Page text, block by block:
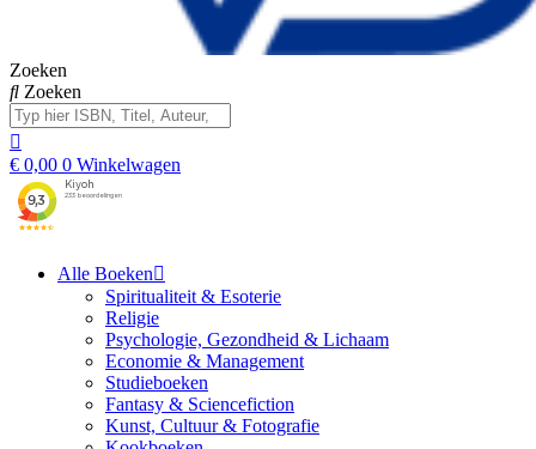
Zoeken
Zoeken
€ 0,00 0 Winkelwagen
Alle Boeken
Spiritualiteit & Esoterie
Religie
Psychologie, Gezondheid & Lichaam
Economie & Management
Studieboeken
Fantasy & Sciencefiction
Kunst, Cultuur & Fotografie